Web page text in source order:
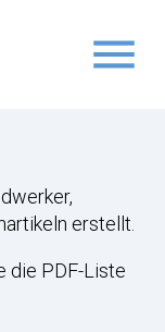
menu
erstellt.
die PDF-Liste